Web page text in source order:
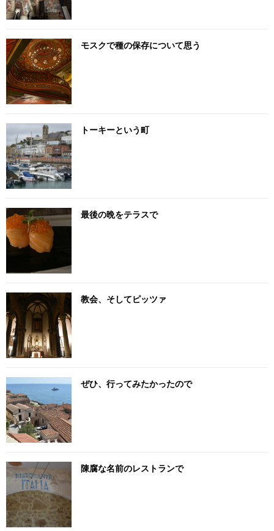
モスクで種の保存について思う
トーキーという町
最後の晩をテラスで
教会、そしてピッツァ
ぜひ、行ってみたかったので
陳腐な名前のレストランで